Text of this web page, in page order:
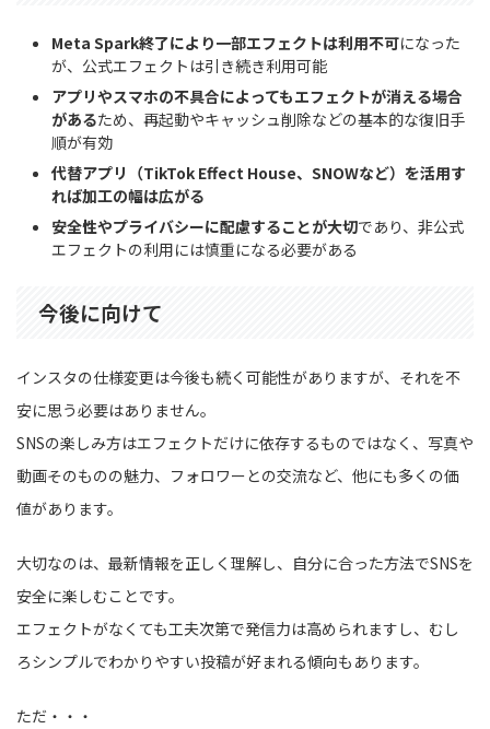
Meta Spark終了により一部エフェクトは利用不可になった
が、公式エフェクトは引き続き利用可能
アプリやスマホの不具合によってもエフェクトが消える場合
があるため、再起動やキャッシュ削除などの基本的な復旧手
順が有効
代替アプリ（TikTok Effect House、SNOWなど）を活用す
れば加工の幅は広がる
安全性やプライバシーに配慮することが大切であり、非公式
エフェクトの利用には慎重になる必要がある
今後に向けて
インスタの仕様変更は今後も続く可能性がありますが、それを不
安に思う必要はありません。
SNSの楽しみ方はエフェクトだけに依存するものではなく、写真や
動画そのものの魅力、フォロワーとの交流など、他にも多くの価
値があります。
大切なのは、最新情報を正しく理解し、自分に合った方法でSNSを
安全に楽しむことです。
エフェクトがなくても工夫次第で発信力は高められますし、むし
ろシンプルでわかりやすい投稿が好まれる傾向もあります。
ただ・・・